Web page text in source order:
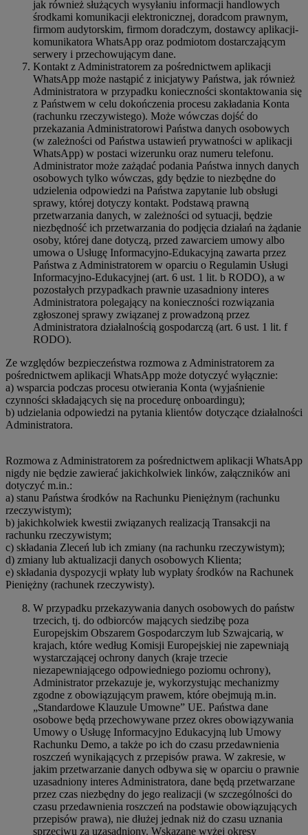
jak również służących wysyłaniu informacji handlowych
środkami komunikacji elektronicznej, doradcom prawnym,
firmom audytorskim, firmom doradczym, dostawcy aplikacji-
komunikatora WhatsApp oraz podmiotom dostarczającym
serwery i przechowującym dane.
Kontakt z Administratorem za pośrednictwem aplikacji
WhatsApp może nastąpić z inicjatywy Państwa, jak również
Administratora w przypadku konieczności skontaktowania się
z Państwem w celu dokończenia procesu zakładania Konta
(rachunku rzeczywistego). Może wówczas dojść do
przekazania Administratorowi Państwa danych osobowych
(w zależności od Państwa ustawień prywatności w aplikacji
WhatsApp) w postaci wizerunku oraz numeru telefonu.
Administrator może zażądać podania Państwa innych danych
osobowych tylko wówczas, gdy będzie to niezbędne do
udzielenia odpowiedzi na Państwa zapytanie lub obsługi
sprawy, której dotyczy kontakt. Podstawą prawną
przetwarzania danych, w zależności od sytuacji, będzie
niezbędność ich przetwarzania do podjęcia działań na żądanie
osoby, której dane dotyczą, przed zawarciem umowy albo
umowa o Usługę Informacyjno-Edukacyjną zawarta przez
Państwa z Administratorem w oparciu o Regulamin Usługi
Informacyjno-Edukacyjnej (art. 6 ust. 1 lit. b RODO), a w
pozostałych przypadkach prawnie uzasadniony interes
Administratora polegający na konieczności rozwiązania
zgłoszonej sprawy związanej z prowadzoną przez
Administratora działalnością gospodarczą (art. 6 ust. 1 lit. f
RODO).
Ze względów bezpieczeństwa rozmowa z Administratorem za
pośrednictwem aplikacji WhatsApp może dotyczyć wyłącznie:
a) wsparcia podczas procesu otwierania Konta (wyjaśnienie
czynności składających się na procedurę onboardingu);
b) udzielania odpowiedzi na pytania klientów dotyczące działalności
Administratora.
Rozmowa z Administratorem za pośrednictwem aplikacji WhatsApp
nigdy nie będzie zawierać jakichkolwiek linków, załączników ani
dotyczyć m.in.:
a) stanu Państwa środków na Rachunku Pieniężnym (rachunku
rzeczywistym);
b) jakichkolwiek kwestii związanych realizacją Transakcji na
rachunku rzeczywistym;
c) składania Zleceń lub ich zmiany (na rachunku rzeczywistym);
d) zmiany lub aktualizacji danych osobowych Klienta;
e) składania dyspozycji wpłaty lub wypłaty środków na Rachunek
Pieniężny (rachunek rzeczywisty).
W przypadku przekazywania danych osobowych do państw
trzecich, tj. do odbiorców mających siedzibę poza
Europejskim Obszarem Gospodarczym lub Szwajcarią, w
krajach, które według Komisji Europejskiej nie zapewniają
wystarczającej ochrony danych (kraje trzecie
niezapewniającego odpowiedniego poziomu ochrony),
Administrator przekazuje je, wykorzystując mechanizmy
zgodne z obowiązującym prawem, które obejmują m.in.
„Standardowe Klauzule Umowne” UE. Państwa dane
osobowe będą przechowywane przez okres obowiązywania
Umowy o Usługę Informacyjno Edukacyjną lub Umowy
Rachunku Demo, a także po ich do czasu przedawnienia
roszczeń wynikających z przepisów prawa. W zakresie, w
jakim przetwarzanie danych odbywa się w oparciu o prawnie
uzasadniony interes Administratora, dane będą przetwarzane
przez czas niezbędny do jego realizacji (w szczególności do
czasu przedawnienia roszczeń na podstawie obowiązujących
przepisów prawa), nie dłużej jednak niż do czasu uznania
sprzeciwu za uzasadniony. Wskazane wyżej okresy